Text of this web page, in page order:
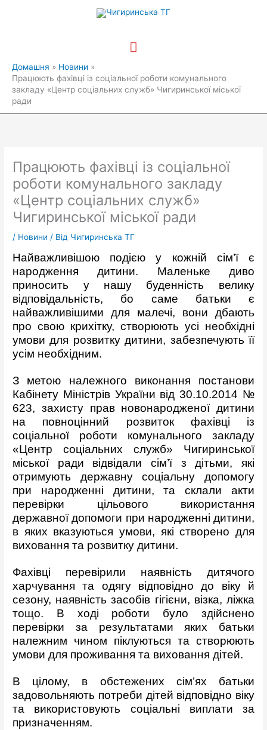
Головне
меню
Домашня
Новини
Працюють фахівці із соціальної роботи комунального
закладу «Центр соціальних служб» Чигиринської міської
ради
Працюють фахівці із соціальної
роботи комунального закладу
«Центр соціальних служб»
Чигиринської міської ради
/ Новини / Від Чигиринська ТГ
Найважливішою подією у кожній сім’ї є
народження дитини. Маленьке диво
приносить у нашу буденність велику
відповідальність, бо саме батьки є
найважливішими для малечі, вони дбають
про свою крихітку, створюють усі необхідні
умови для розвитку дитини, забезпечують її
усім необхідним.
З метою належного виконання постанови
Кабінету Міністрів України від 30.10.2014 №
623, захисту прав новонародженої дитини
на повноцінний розвиток фахівці із
соціальної роботи комунального закладу
«Центр соціальних служб» Чигиринської
міської ради відвідали сім’ї з дітьми, які
отримують державну соціальну допомогу
при народженні дитини, та склали акти
перевірки цільового використання
державної допомоги при народженні дитини,
в яких вказуються умови, які створено для
виховання та розвитку дитини.
Фахівці перевірили наявність дитячого
харчування та одягу відповідно до віку й
сезону, наявність засобів гігієни, візка, ліжка
тощо. В ході роботи було здійснено
перевірки за результатами яких батьки
належним чином піклуються та створюють
умови для проживання та виховання дітей.
В цілому, в обстежених сім’ях батьки
задовольняють потреби дітей відповідно віку
та використовують соціальні виплати за
призначенням.